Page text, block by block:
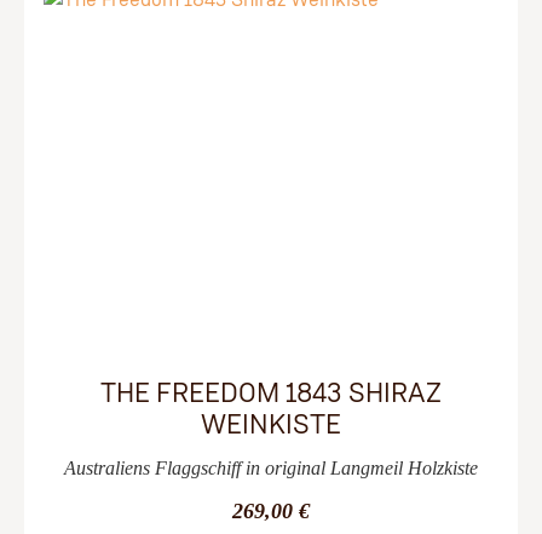
THE FREEDOM 1843 SHIRAZ
WEINKISTE
Australiens Flaggschiff in original Langmeil Holzkiste
269,00 €